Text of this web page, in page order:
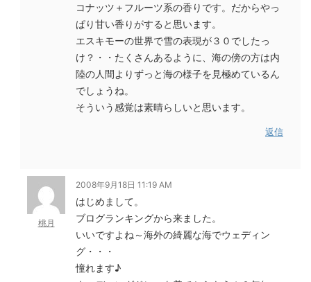
コナッツ＋フルーツ系の香りです。だからやっ
ぱり甘い香りがすると思います。
エスキモーの世界で雪の表現が３０でしたっ
け？・・たくさんあるように、海の傍の方は内
陸の人間よりずっと海の様子を見極めているん
でしょうね。
そういう感覚は素晴らしいと思います。
返信
桃月
2008年9月18日 11:19 AM
はじめまして。
ブログランキングから来ました。
いいですよね～海外の綺麗な海でウェディン
グ・・・
憧れます♪